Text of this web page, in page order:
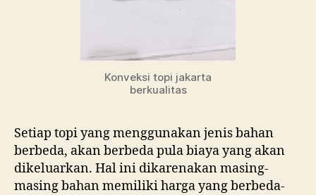
Konveksi topi jakarta
berkualitas
Setiap topi yang menggunakan jenis bahan
berbeda, akan berbeda pula biaya yang akan
dikeluarkan. Hal ini dikarenakan masing-
masing bahan memiliki harga yang berbeda-